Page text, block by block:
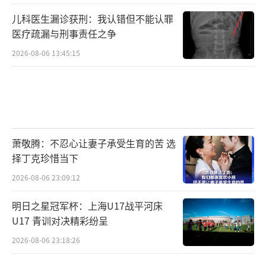
儿科医生漏诊获刑：我认错但不能认罪
医疗疏漏与刑事责任之争
2026-08-06 13:45:15
萧敬腾：不忍心让妻子承受生育的苦 选
择丁克珍惜当下
2026-08-06 23:09:12
明日之星冠军杯：上海U17战平河床
U17 青训对决精彩纷呈
2026-08-06 23:18:26